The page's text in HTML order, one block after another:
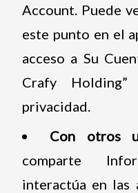
Account. Puede
este punto en el
acceso a Su
Crafy
privacidad.
Con otros
comparte
interactúa en las